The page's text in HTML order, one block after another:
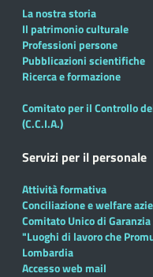
La nostra storia
Il patrimonio culturale
Professioni persone
Pubblicazioni scientifiche
Ricerca e formazione
Comitato per il Controllo
(C.C.I.A.)
Servizi per il personale
Attività formativa
Conciliazione e welfare
Comitato Unico di Garanzia
"Luoghi di lavoro che
Lombardia
Accesso web mail